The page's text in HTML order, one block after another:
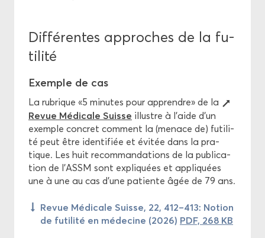
Dif­fé­rentes ap­proches de la fu­
ti­li­té
Exemple de cas
La ru­brique «5 mi­nutes pour ap­prendre» de la
Revue Mé­di­cale Suisse illustre à l’aide d’un
exemple concret com­ment la (me­nace de) fu­ti­li­
té peut être iden­ti­fiée et évi­tée dans la pra­
tique. Les huit re­com­man­da­tions de la pu­bli­ca­
tion de l’ASSM sont ex­pli­quées et ap­pli­quées
une à une au cas d’une pa­tiente âgée de 79 ans.
Revue Mé­di­cale Suisse, 22, 412–413: No­tion
de fu­ti­li­té en mé­de­cine (2026) PDF, 268 KB